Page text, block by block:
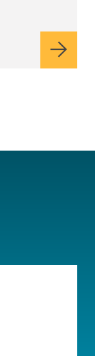
sulla nostra